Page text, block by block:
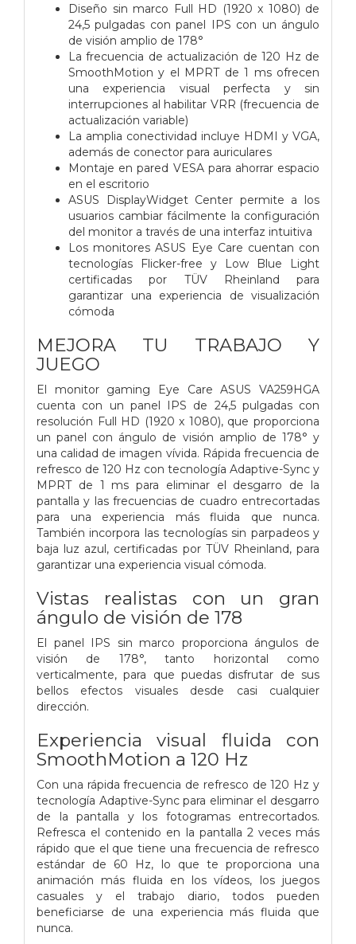
Diseño sin marco Full HD (1920 x 1080) de
24,5 pulgadas con panel IPS con un ángulo
de visión amplio de 178°
La frecuencia de actualización de 120 Hz de
SmoothMotion y el MPRT de 1 ms ofrecen
una experiencia visual perfecta y sin
interrupciones al habilitar VRR (frecuencia de
actualización variable)
La amplia conectividad incluye HDMI y VGA,
además de conector para auriculares
Montaje en pared VESA para ahorrar espacio
en el escritorio
ASUS DisplayWidget Center permite a los
usuarios cambiar fácilmente la configuración
del monitor a través de una interfaz intuitiva
Los monitores ASUS Eye Care cuentan con
tecnologías Flicker-free y Low Blue Light
certificadas por TÜV Rheinland para
garantizar una experiencia de visualización
cómoda
MEJORA TU TRABAJO Y
JUEGO
El monitor gaming Eye Care ASUS VA259HGA
cuenta con un panel IPS de 24,5 pulgadas con
resolución Full HD (1920 x 1080), que proporciona
un panel con ángulo de visión amplio de 178° y
una calidad de imagen vívida. Rápida frecuencia de
refresco de 120 Hz con tecnología Adaptive-Sync y
MPRT de 1 ms para eliminar el desgarro de la
pantalla y las frecuencias de cuadro entrecortadas
para una experiencia más fluida que nunca.
También incorpora las tecnologías sin parpadeos y
baja luz azul, certificadas por TÜV Rheinland, para
garantizar una experiencia visual cómoda.
Vistas realistas con un gran
ángulo de visión de 178
El panel IPS sin marco proporciona ángulos de
visión de 178°, tanto horizontal como
verticalmente, para que puedas disfrutar de sus
bellos efectos visuales desde casi cualquier
dirección.
Experiencia visual fluida con
SmoothMotion a 120 Hz
Con una rápida frecuencia de refresco de 120 Hz y
tecnología Adaptive-Sync para eliminar el desgarro
de la pantalla y los fotogramas entrecortados.
Refresca el contenido en la pantalla 2 veces más
rápido que el que tiene una frecuencia de refresco
estándar de 60 Hz, lo que te proporciona una
animación más fluida en los vídeos, los juegos
casuales y el trabajo diario, todos pueden
beneficiarse de una experiencia más fluida que
nunca.